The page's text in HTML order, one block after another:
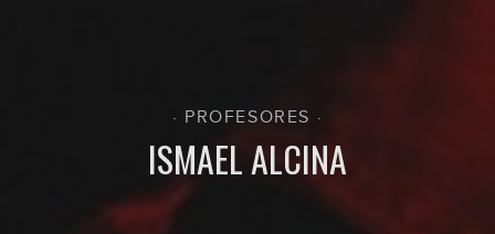
· PROFESORES ·
ISMAEL ALCINA